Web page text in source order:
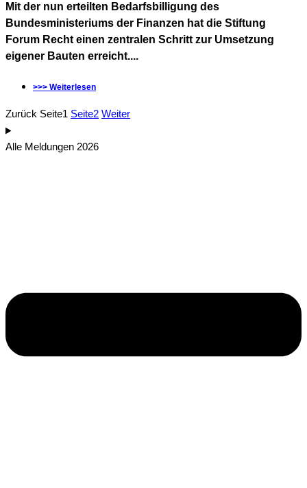
Mit der nun erteilten Bedarfsbilligung des
Bundesministeriums der Finanzen hat die Stiftung
Forum Recht einen zentralen Schritt zur Umsetzung
eigener Bauten erreicht....
>>> Weiterlesen
Zurück Seite1 Seite2 Weiter
Alle Meldungen 2026